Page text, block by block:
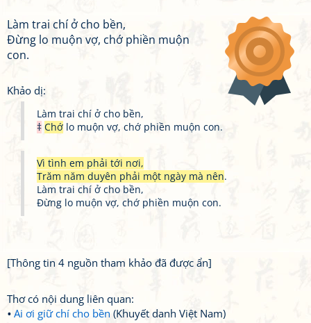
Làm trai chí ở cho bền,
Đừng lo muộn vợ, chớ phiền muộn
con.
Khảo dị:
Làm trai chí ở cho bền,
‡ Chớ lo muộn vợ, chớ phiền muộn con.
Vì tình em phải tới nơi,
Trăm năm duyên phải một ngày mà nên.
Làm trai chí ở cho bền,
Đừng lo muộn vợ, chớ phiền muộn con.
[Thông tin 4 nguồn tham khảo đã được ẩn]
Thơ có nội dung liên quan:
Ai ơi giữ chí cho bền (Khuyết danh Việt Nam)